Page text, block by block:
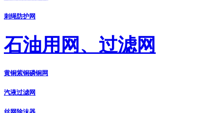
刺绳防护网
石油用网、过滤网
黄铜紫铜磷铜网
汽液过滤网